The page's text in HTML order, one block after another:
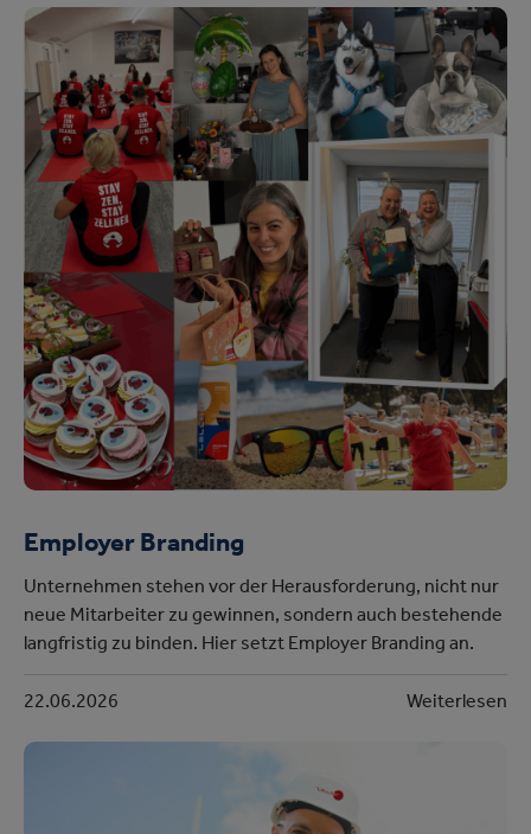
Employer Branding
Unternehmen stehen vor der Herausforderung, nicht nur
neue Mitarbeiter zu gewinnen, sondern auch bestehende
langfristig zu binden. Hier setzt Employer Branding an.
22.06.2026 Weiterlesen